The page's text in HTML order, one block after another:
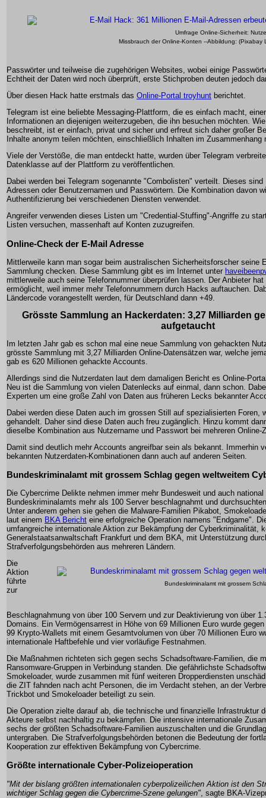
Umfrage Online-Sicherheit:
Missbrauch der Online-Konten --Abbildung: (Pixabay
Passwörter und teilweise die zugehörigen Websites, wobei einige
Echtheit der Daten wird noch überprüft, erste Stichproben deuten jedoch
Über diesen Hack hatte erstmals das Online-Portal troyhunt berichtet.
Telegram ist eine beliebte Messaging-Plattform, die es einfach macht,
Informationen an diejenigen weiterzugeben, die ihn besuchen möchten.
beschreibt, ist er einfach, privat und sicher und erfreut sich daher großer
Inhalte anonym teilen möchten, einschließlich Inhalten im
Viele der Verstöße, die man entdeckt hatte, wurden über Telegram
Datenklasse auf der Plattform zu veröffentlichen.
Dabei werden bei Telegram sogenannte "Combolisten" verteilt. Dieses
Adressen oder Benutzernamen und Passwörtern. Die Kombination davon
Authentifizierung bei verschiedenen Diensten verwendet.
Angreifer verwenden dieses Listen um "Credential-Stuffing"-Angriffe zu
Listen versuchen, massenhaft auf Konten zuzugreifen.
Online-Check der E-Mail Adresse
Mittlerweile kann man sogar beim australischen Sicherheitsforscher seine
Sammlung checken. Diese Sammlung gibt es im Internet unter
mittlerweile auch seine Telefonnummer überprüfen lassen. Der Anbieter
ermöglicht, weil immer mehr Telefonnummern durch Hacks auftauchen.
Ländercode vorangestellt werden, für Deutschland dann +49.
Grösste Sammlung an Hackerdaten: 3,27 Milliarden
aufgetaucht
Im letzten Jahr gab es schon mal eine neue Sammlung von gehackten
grösste Sammlung mit 3,27 Milliarden Online-Datensätzen war, welche
gab es 620 Millionen gehackte Accounts.
Allerdings sind die Nutzerdaten laut dem damaligen Bericht es Online-
Neu ist die Sammlung von vielen Datenlecks auf einmal, dann schon.
Experten um eine große Zahl von Daten aus früheren Lecks bekannter
Dabei werden diese Daten auch im grossen Still auf spezialisierten Foren,
gehandelt. Daher sind diese Daten auch freu zugänglich. Hinzu kommt
dieselbe Kombination aus Nutzername und Passwort bei mehreren Online-
Damit sind deutlich mehr Accounts angreifbar sein als bekannt. Immerhin
bekannten Nutzerdaten-Kombinationen dann auch auf anderen Seiten.
Bundeskriminalamt mit grossem Schlag gegen weltweitem
Die Cybercrime Delikte nehmen immer mehr Bundesweit und auch
Bundeskriminalamts mehr als 100 Server beschlagnahmt und
Unter anderem gehen sie gehen die Malware-Familien Pikabot,
laut einem BKA Bericht eine erfolgreiche Operation namens "Endgame".
umfangreiche internationale Aktion zur Bekämpfung der Cyberkriminalität,
Generalstaatsanwaltschaft Frankfurt und dem BKA, mit Unterstützung
Strafverfolgungsbehörden aus mehreren Ländern.
Bundeskriminalamt mit grossem
Die
Aktion
führte
zur
Beschlagnahmung von über 100 Servern und zur Deaktivierung von über
Domains. Ein Vermögensarrest in Höhe von 69 Millionen Euro wurde
99 Krypto-Wallets mit einem Gesamtvolumen von über 70 Millionen Euro
internationale Haftbefehle und vier vorläufige Festnahmen.
Die Maßnahmen richteten sich gegen sechs Schadsoftware-Familien, die
Ransomware-Gruppen in Verbindung standen. Die gefährlichste
Smokeloader, wurde zusammen mit fünf weiteren Dropperdiensten
die ZIT fahnden nach acht Personen, die im Verdacht stehen, an der
Trickbot und Smokeloader beteiligt zu sein.
Die Operation zielte darauf ab, die technische und finanzielle Infrastruktur
Akteure selbst nachhaltig zu bekämpfen. Die intensive internationale
sechs der größten Schadsoftware-Familien auszuschalten und die
untergraben. Die Strafverfolgungsbehörden betonen die Bedeutung der
Kooperation zur effektiven Bekämpfung von Cybercrime.
Größte internationale Cyber-Polizeioperation
"Mit der bislang größten internationalen cyberpolizeilichen Aktion ist den
wichtiger Schlag gegen die Cybercrime-Szene gelungen" , sagte BKA-